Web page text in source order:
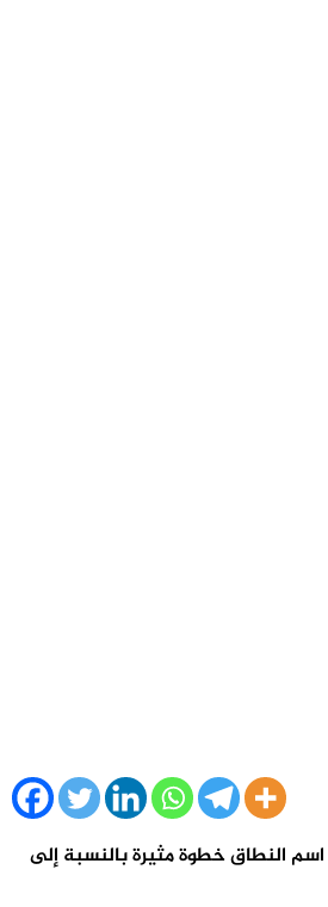
النطاق خطوة مثيرة بالنسبة إلى